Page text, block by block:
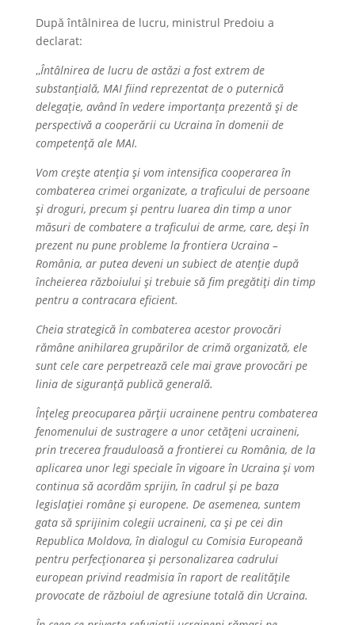
După întâlnirea de lucru, ministrul Predoiu a
declarat:
,,Întâlnirea de lucru de astăzi a fost extrem de
substanțială, MAI fiind reprezentat de o puternică
delegație, având în vedere importanța prezentă și de
perspectivă a cooperării cu Ucraina în domenii de
competență ale MAI.
Vom crește atenția și vom intensifica cooperarea în
combaterea crimei organizate, a traficului de persoane
și droguri, precum și pentru luarea din timp a unor
măsuri de combatere a traficului de arme, care, deși în
prezent nu pune probleme la frontiera Ucraina –
România, ar putea deveni un subiect de atenție după
încheierea războiului și trebuie să fim pregătiți din timp
pentru a contracara eficient.
Cheia strategică în combaterea acestor provocări
rămâne anihilarea grupărilor de crimă organizată, ele
sunt cele care perpetrează cele mai grave provocări pe
linia de siguranță publică generală.
Înțeleg preocuparea părții ucrainene pentru combaterea
fenomenului de sustragere a unor cetățeni ucraineni,
prin trecerea frauduloasă a frontierei cu România, de la
aplicarea unor legi speciale în vigoare în Ucraina și vom
continua să acordăm sprijin, în cadrul și pe baza
legislației române și europene. De asemenea, suntem
gata să sprijinim colegii ucraineni, ca și pe cei din
Republica Moldova, în dialogul cu Comisia Europeană
pentru perfecționarea și personalizarea cadrului
european privind readmisia în raport de realitățile
provocate de războiul de agresiune totală din Ucraina.